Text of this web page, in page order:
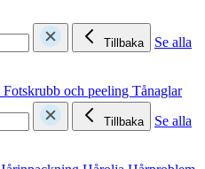
Tillbaka
Se alla
Fotskrubb och peeling Tånaglar
Tillbaka
Se alla